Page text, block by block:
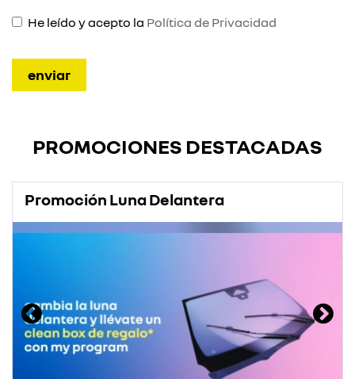
He leído y acepto la Política de Privacidad
PROMOCIONES DESTACADAS
Promoción Luna Delantera